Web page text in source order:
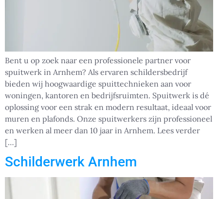
Bent u op zoek naar een professionele partner voor
spuitwerk in Arnhem? Als ervaren schildersbedrijf
bieden wij hoogwaardige spuittechnieken aan voor
woningen, kantoren en bedrijfsruimten. Spuitwerk is dé
oplossing voor een strak en modern resultaat, ideaal voor
muren en plafonds. Onze spuitwerkers zijn professioneel
en werken al meer dan 10 jaar in Arnhem. Lees verder
[…]
Schilderwerk Arnhem